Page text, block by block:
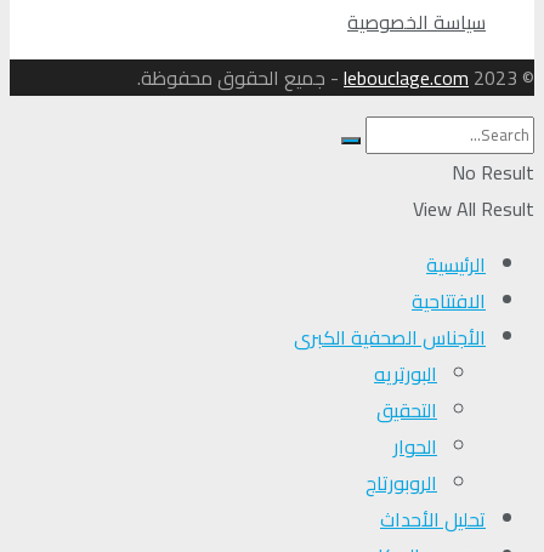
سياسة الخصوصية
© 2023
lebouclage.com- جميع الحقوق محفوظة.
No Result
View All Result
الرئيسية
الافتتاحية
الأجناس الصحفية الكبرى
البورتريه
التحقیق
الحوار
الروبورتاج
تحلیل الأحداث